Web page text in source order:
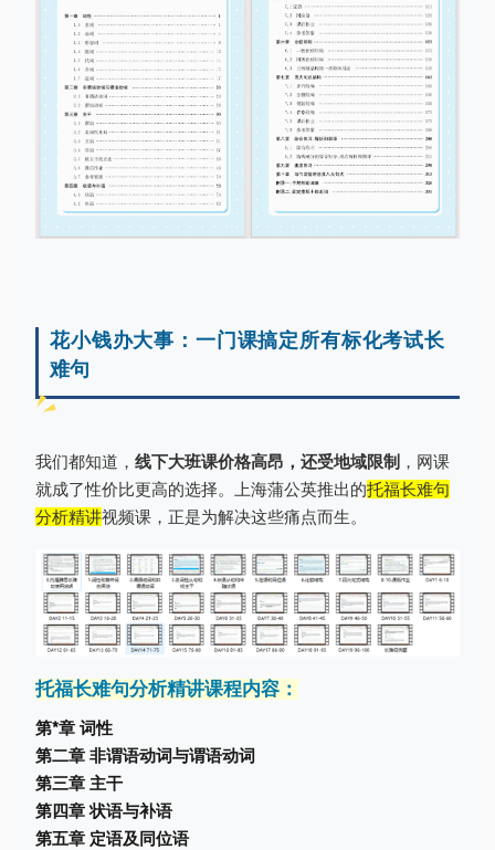
花小钱办大事：一门课搞定所有标化考试长
难句
我们都知道， 线下大班课价格高昂，还受地域限制 ，网课
就成了性价比更高的选择。上海蒲公英推出的托福长难句
分析精讲视频课，正是为解决这些痛点而生。
托福长难句分析精讲课程内容：
第*章 词性
第二章 非谓语动词与谓语动词
第三章 主干
第四章 状语与补语
第五章 定语及同位语